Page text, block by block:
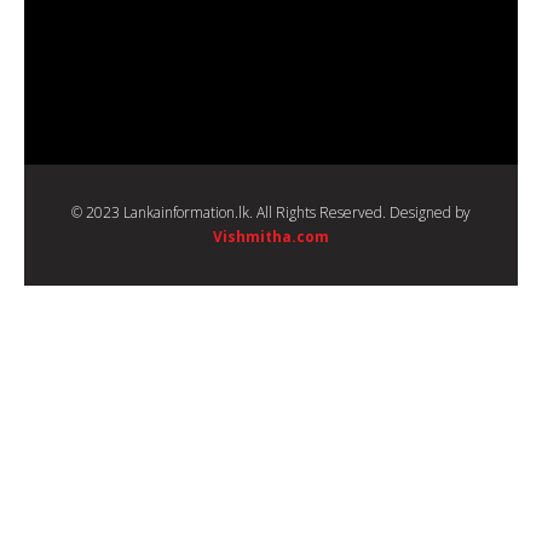
© 2023 Lankainformation.lk. All Rights Reserved. Designed by
Vishmitha.com